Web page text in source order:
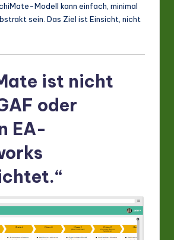
Modell kann einfach, minimal
sein. Das Ziel ist Einsicht, nicht
ist nicht
oder
EA-